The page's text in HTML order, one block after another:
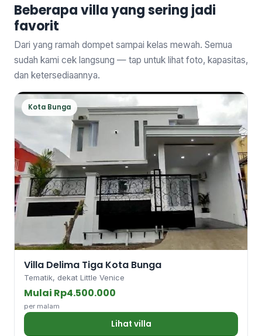
Beberapa villa yang sering jadi
favorit
Dari yang ramah dompet sampai kelas mewah. Semua
sudah kami cek langsung — tap untuk lihat foto, kapasitas,
dan ketersediaannya.
Kota Bunga
Villa Delima Tiga Kota Bunga
Tematik, dekat Little Venice
Mulai Rp4.500.000
per malam
Lihat villa